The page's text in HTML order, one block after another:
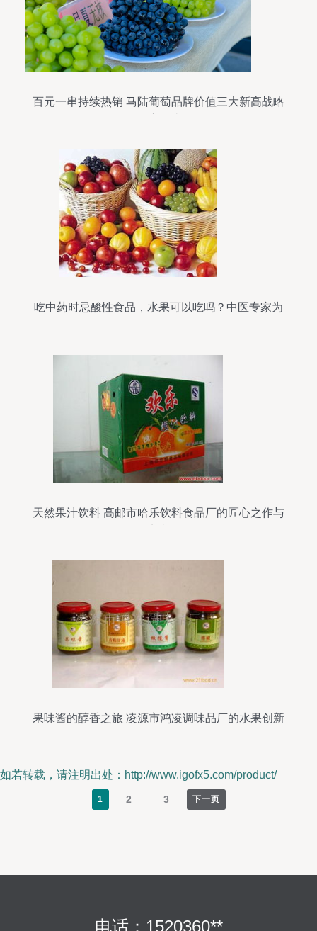
百元一串持续热销 马陆葡萄品牌价值三大新高战略
吃中药时忌酸性食品，水果可以吃吗？中医专家为
天然果汁饮料 高邮市哈乐饮料食品厂的匠心之作与
果味酱的醇香之旅 凌源市鸿凌调味品厂的水果创新
如若转载，请注明出处：http://www.igofx5.com/product/
1 2 3 下一页
电话：1520360**